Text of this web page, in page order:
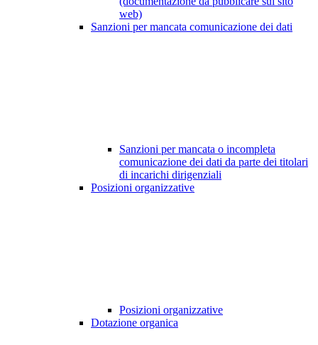
web)
Sanzioni per mancata comunicazione dei dati
Sanzioni per mancata o incompleta
comunicazione dei dati da parte dei titolari
di incarichi dirigenziali
Posizioni organizzative
Posizioni organizzative
Dotazione organica